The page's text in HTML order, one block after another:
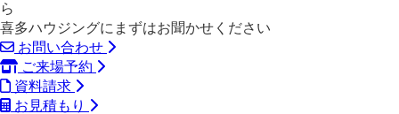
ら
喜多ハウジングにまずはお聞かせください
お問い合わせ
ご来場予約
資料請求
お見積もり